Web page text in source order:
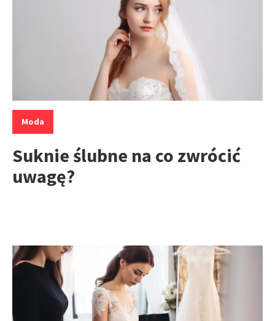
Kategorie:
Moda
Suknie ślubne na co zwrócić
uwagę?